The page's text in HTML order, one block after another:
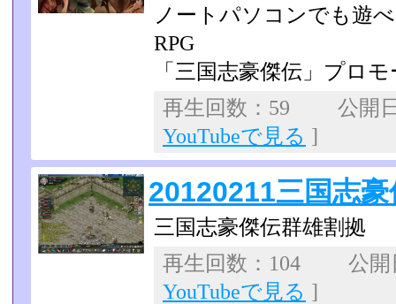
ノートパソコンでも遊
RPG
「三国志豪傑伝」プロ
再生回数：59 公開
YouTubeで見る ]
20120211三国志
三国志豪傑伝群雄割拠
再生回数：104 公
YouTubeで見る ]